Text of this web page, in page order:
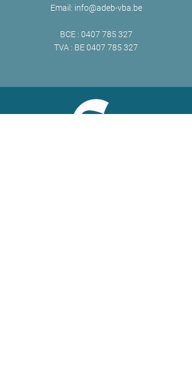
Email: info@adeb-vba.be
BCE : 0407 785 327
TVA : BE0407 785 327